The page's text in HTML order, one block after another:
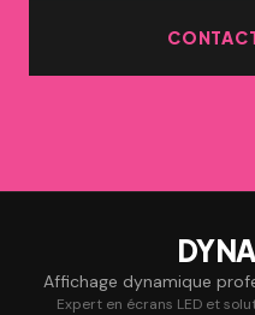
Affichage dynamique
Expert en écrans LED et